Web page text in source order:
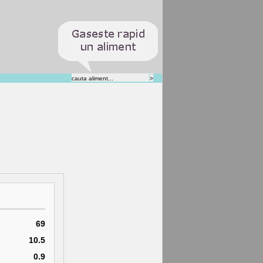
69
10.5
0.9